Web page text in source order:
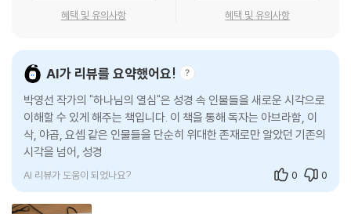
진 전제는 쉽게 변하고 바뀌고 사라집니다. 하지만 그 어떤 전제로 출발하
것입니다. 하나님이 여전히 일하고 계시기 때문입니다. 불변하고 여일한
이 열심 앞에 기꺼이 항복하는 복된 신자가 되기 바랍니다.
2017년 겨울
박영선
혜택 및 유의사항 혜택 및 유의사항
AI가 리뷰를 요약했어요!
박영선 작가의 "하나님의 열심"은 성경 속 인물들을 새로운 시각으로
이해할 수 있게 해주는 책입니다. 이 책을 통해 독자는 아브라함, 이
삭, 야곱, 요셉 같은 인물들을 단순히 위대한 존재로만 알았던 기존의
시각을 넘어, 성경을 하나님 중심으로 읽게 됩니다. 특히
AI 리뷰가 도움이 되었나요? 0 0